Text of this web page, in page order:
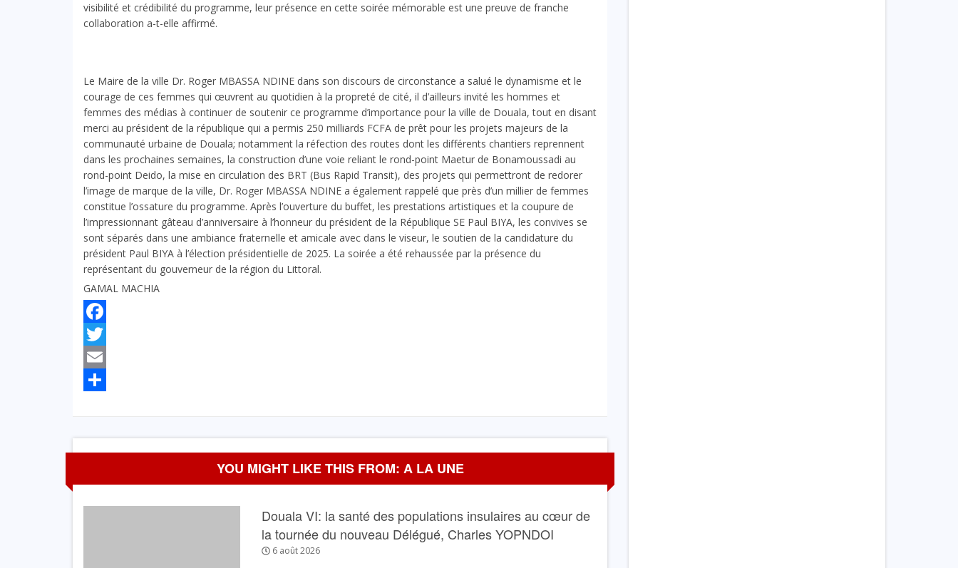
visibilité et crédibilité du programme, leur présence en cette soirée mémorable est une preuve de franche
collaboration a-t-elle affirmé.
Le Maire de la ville Dr. Roger MBASSA NDINE dans son discours de circonstance a salué le dynamisme et le
courage de ces femmes qui œuvrent au quotidien à la propreté de cité, il d’ailleurs invité les hommes et
femmes des médias à continuer de soutenir ce programme d’importance pour la ville de Douala, tout en disant
merci au président de la république qui a permis 250 milliards FCFA de prêt pour les projets majeurs de la
communauté urbaine de Douala; notamment la réfection des routes dont les différents chantiers reprennent
dans les prochaines semaines, la construction d’une voie reliant le rond-point Maetur de Bonamoussadi au
rond-point Deido, la mise en circulation des BRT (Bus Rapid Transit), des projets qui permettront de redorer
l’image de marque de la ville, Dr. Roger MBASSA NDINE a également rappelé que près d’un millier de femmes
constitue l’ossature du programme. Après l’ouverture du buffet, les prestations artistiques et la coupure de
l’impressionnant gâteau d’anniversaire à l’honneur du président de la République SE Paul BIYA, les convives se
sont séparés dans une ambiance fraternelle et amicale avec dans le viseur, le soutien de la candidature du
président Paul BIYA à l’élection présidentielle de 2025. La soirée a été rehaussée par la présence du
représentant du gouverneur de la région du Littoral.
GAMAL MACHIA
Facebook
Twitter
Email
YOU MIGHT LIKE THIS FROM: A LA UNE
Douala VI: la santé des populations insulaires au cœur de
la tournée du nouveau Délégué, Charles YOPNDOI
6 août 2026